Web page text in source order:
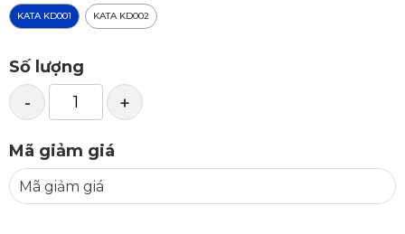
KATA KD001 KATA KD002
Số lượng
- +
Mã giảm giá